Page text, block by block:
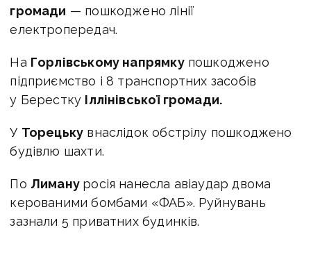
громади — пошкоджено лінії
електропередач.
На Горлівському напрямкупошкоджено
підприємство і 8 транспортних засобів
у Берестку Іллінівської громади.
У Торецьку внаслідок обстрілу пошкоджено
будівлю шахти.
По Лиману росія нанесла авіаудар двома
керованими бомбами «ФАБ». Руйнувань
зазнали 5 приватних будинків.